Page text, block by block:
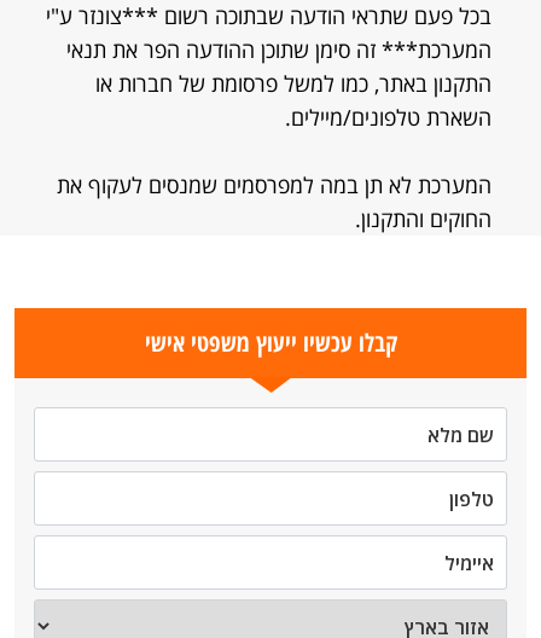
בכל פעם שתראי הודעה שבתוכה רשום ***צונזר ע"י
המערכת*** זה סימן שתוכן ההודעה הפר את תנאי
התקנון באתר, כמו למשל פרסומת של חברות או
השארת טלפונים/מיילים.
המערכת לא תן במה למפרסמים שמנסים לעקוף את
החוקים והתקנון.
קבלו עכשיו ייעוץ משפטי אישי